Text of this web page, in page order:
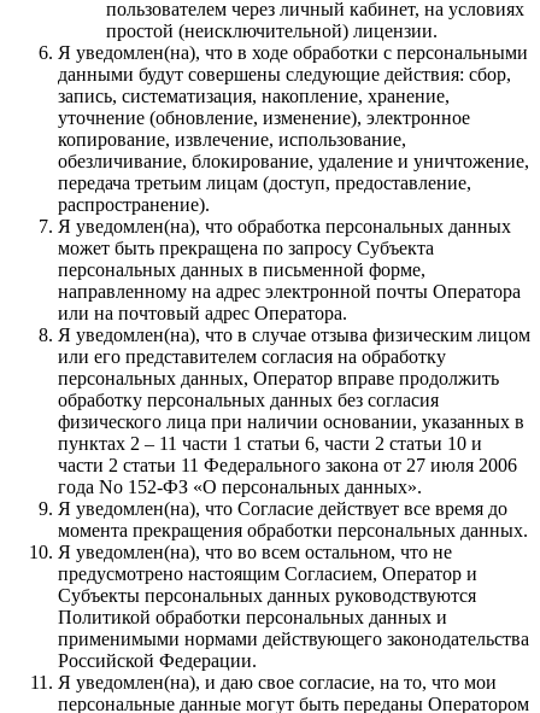
пользователем через личный кабинет, на условиях
простой (неисключительной) лицензии.
Я уведомлен(на), что в ходе обработки с персональными
данными будут совершены следующие действия: сбор,
запись, систематизация, накопление, хранение,
уточнение (обновление, изменение), электронное
копирование, извлечение, использование,
обезличивание, блокирование, удаление и уничтожение,
передача третьим лицам (доступ, предоставление,
распространение).
Я уведомлен(на), что обработка персональных данных
может быть прекращена по запросу Субъекта
персональных данных в письменной форме,
направленному на адрес электронной почты Оператора
или на почтовый адрес Оператора.
Я уведомлен(на), что в случае отзыва физическим лицом
или его представителем согласия на обработку
персональных данных, Оператор вправе продолжить
обработку персональных данных без согласия
физического лица при наличии основании, указанных в
пунктах 2 – 11 части 1 статьи 6, части 2 статьи 10 и
части 2 статьи 11 Федерального закона от 27 июля 2006
года No 152-ФЗ «О персональных данных».
Я уведомлен(на), что Согласие действует все время до
момента прекращения обработки персональных данных.
Я уведомлен(на), что во всем остальном, что не
предусмотрено настоящим Согласием, Оператор и
Субъекты персональных данных руководствуются
Политикой обработки персональных данных и
применимыми нормами действующего законодательства
Российской Федерации.
Я уведомлен(на), и даю свое согласие, на то, что мои
персональные данные могут быть переданы Оператором